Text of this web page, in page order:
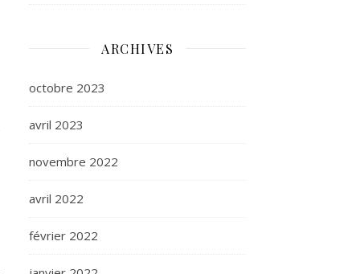
ARCHIVES
octobre 2023
avril 2023
novembre 2022
avril 2022
février 2022